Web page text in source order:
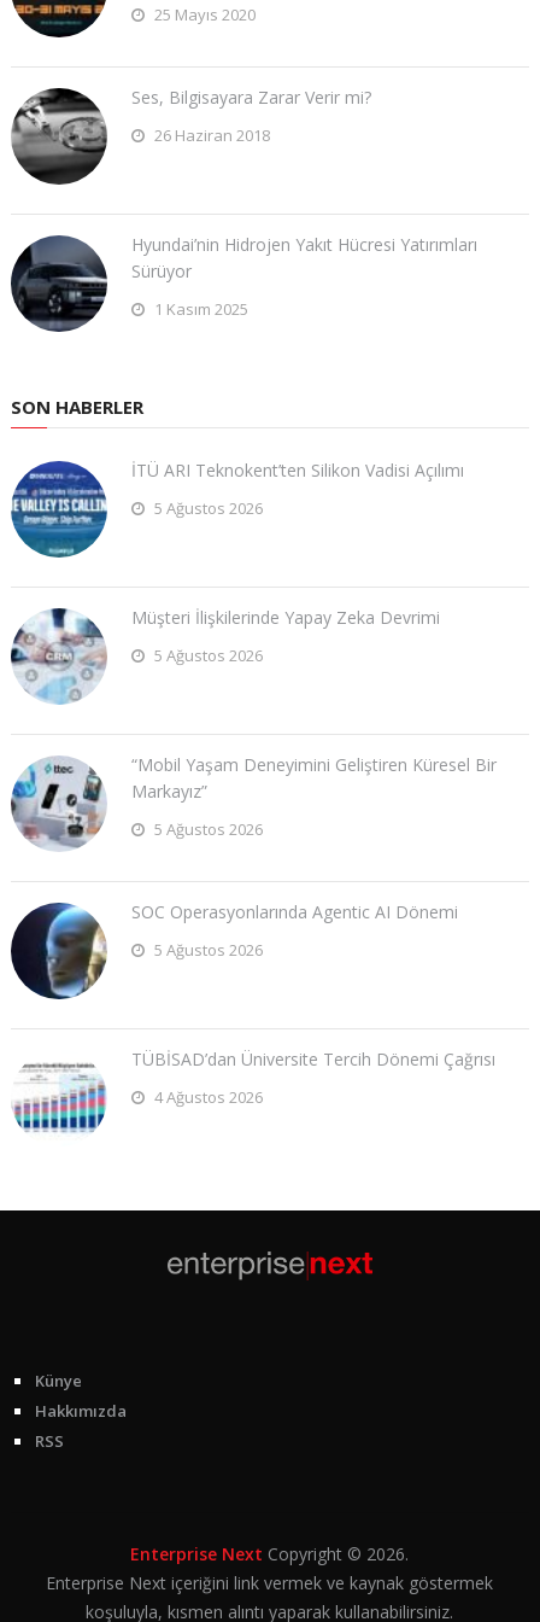
25 Mayıs 2020
Ses, Bilgisayara Zarar Verir mi?
26 Haziran 2018
Hyundai’nin Hidrojen Yakıt Hücresi Yatırımları
Sürüyor
1 Kasım 2025
SON HABERLER
İTÜ ARI Teknokent’ten Silikon Vadisi Açılımı
5 Ağustos 2026
Müşteri İlişkilerinde Yapay Zeka Devrimi
5 Ağustos 2026
“Mobil Yaşam Deneyimini Geliştiren Küresel Bir
Markayız”
5 Ağustos 2026
SOC Operasyonlarında Agentic AI Dönemi
5 Ağustos 2026
TÜBİSAD’dan Üniversite Tercih Dönemi Çağrısı
4 Ağustos 2026
Künye
Hakkımızda
RSS
Enterprise Next Copyright © 2026.
Enterprise Next içeriğini link vermek ve kaynak göstermek
koşuluyla, kısmen alıntı yaparak kullanabilirsiniz.